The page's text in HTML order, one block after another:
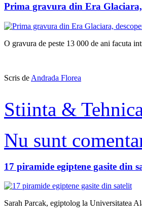
Prima gravura din Era
O gravura de peste 13 000 de ani facuta
Scris de Andrada Florea
Stiinta &
Nu sunt
17 piramide egiptene gasite din
Sarah Parcak, egiptolog la Universitatea